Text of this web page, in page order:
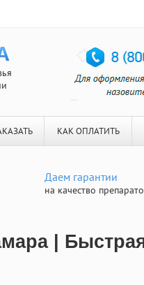
КАК ОПЛАТИТЬ
Даем гарантии
на качество
|